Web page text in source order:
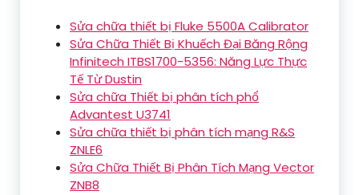
Sửa chữa thiết bị Fluke 5500A Calibrator
Sửa Chữa Thiết Bị Khuếch Đại Băng Rộng
Infinitech ITBS1700-5356: Năng Lực Thực
Tế Từ Dustin
Sửa chữa Thiết bị phân tích phổ
Advantest U3741
Sửa chữa thiết bị phân tích mạng R&S
ZNLE6
Sửa Chữa Thiết Bị Phân Tích Mạng Vector
ZNB8